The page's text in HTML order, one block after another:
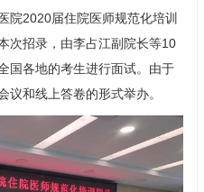
2020届住院医师规范化培训
次招录，由李占江副院长等10
国各地的考生进行面试。由于
议和线上答卷的形式举办。